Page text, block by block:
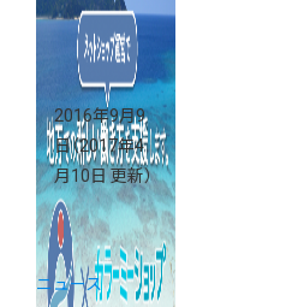
2016年9月9
日（2017年4
月10日 更新）
ニュース